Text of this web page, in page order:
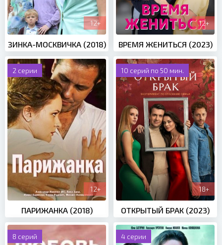
12+
ЗИНКА-МОСКВИЧКА (2018)
12+
ВРЕМЯ ЖЕНИТЬСЯ (2023)
2 серии
12+
ПАРИЖАНКА (2018)
10 серий по 50 мин.
18+
ОТКРЫТЫЙ БРАК (2023)
8 серий 4 серии